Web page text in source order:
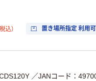
税込） 置き場所指定 利用可
／JANコード：